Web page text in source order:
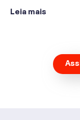
Leia mais